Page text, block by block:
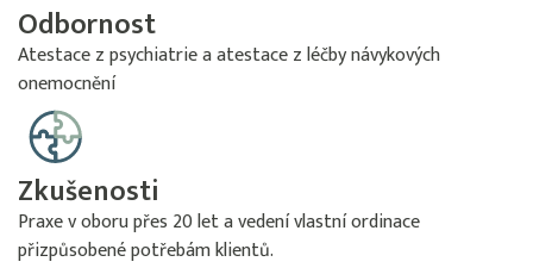
Odbornost
Atestace z psychiatrie a atestace z léčby návykových
onemocnění
Zkušenosti
Praxe v oboru přes 20 let a vedení vlastní ordinace
přizpůsobené potřebám klientů.